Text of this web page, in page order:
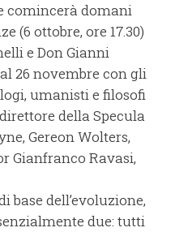
comincerà domani
(6 ottobre, ore 17.30)
e Don Gianni
26 novembre con gli
umanisti e filosofi
della Specula
Gereon Wolters,
Gianfranco Ravasi,
base dell’evoluzione,
due: tutti